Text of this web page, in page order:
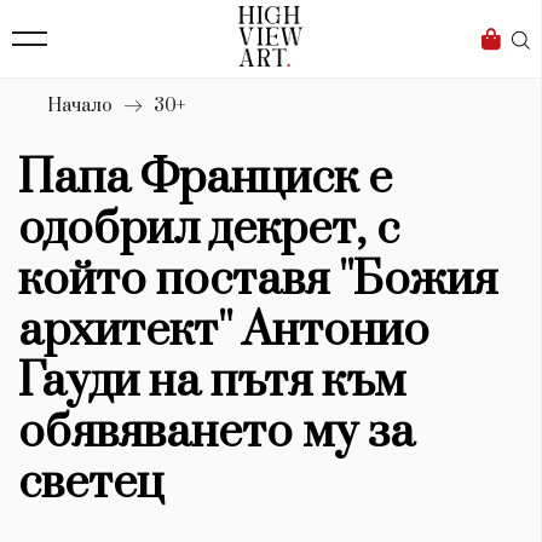
Бизнес
Мода
Dialogue
Изкуство
4340
Красота
777
Дизайн
1272
1188
Начало 30+
Папа Франциск е
одобрил декрет, с
който поставя ''Божия
архитект'' Антонио
Гауди на пътя към
обявяването му за
светец